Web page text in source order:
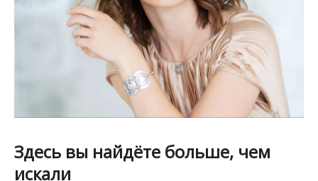
Здесь вы найдёте больше, чем
искали